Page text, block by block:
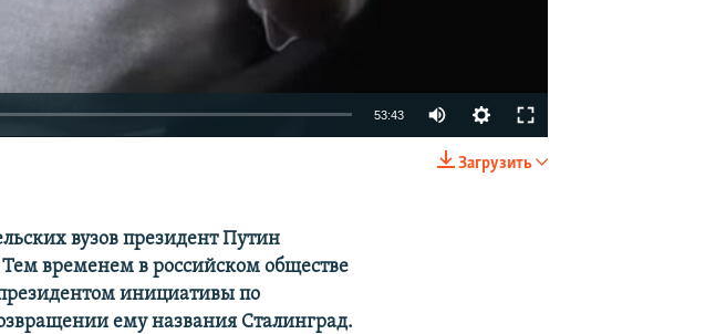
SHARE
53:43
Загрузить
вузов президент Путин
временем в российском обществе
инициативы по
ему названия Сталинград.